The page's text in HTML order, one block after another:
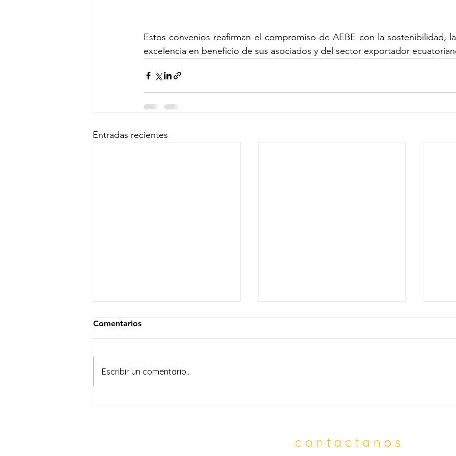
Estos convenios reafirman el compromiso de AEBE con la sostenibilidad,
excelencia en beneficio de sus asociados y del sector exportador
Entradas recientes
Comentarios
Escribir un comentario...
contactanos